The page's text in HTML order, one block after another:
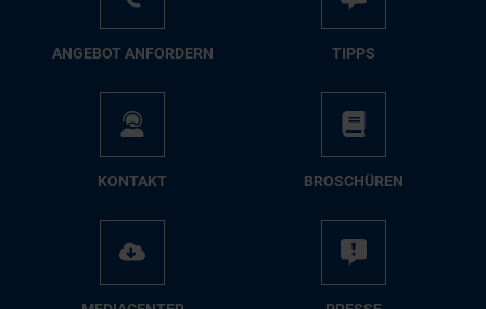
AN­GE­BOT AN­FOR­DERN TIPPS
KON­TAKT BRO­SCHÜ­REN